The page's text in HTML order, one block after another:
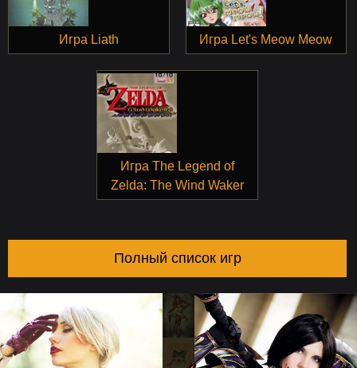
Игра Liath Игра Let's Meow Meow
Игра The Legend of
Zelda: The Wind Waker
Полный список игр